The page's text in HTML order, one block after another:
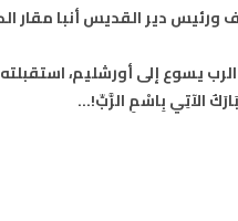
ورئيس دير القديس أنبا مقار
يسوع إلى أورشليم،
الآتِي بِاسْمِ الرَّبِّ!…